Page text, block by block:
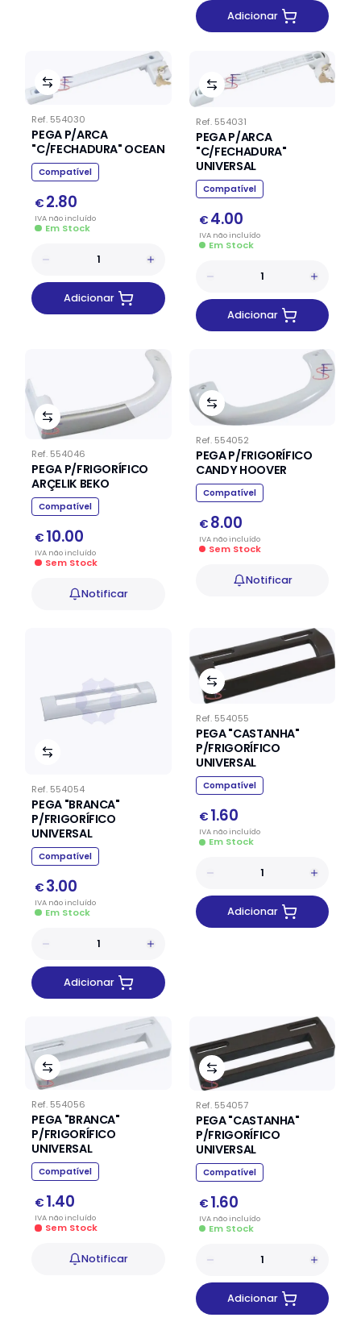
Adicionar
Ref. 554030
PEGA P/ARCA
"C/FECHADURA" OCEAN
Compatível
€ 2.80
IVA nãoincluído
Em Stock
Adicionar
Ref. 554031
PEGA P/ARCA
"C/FECHADURA"
UNIVERSAL
Compatível
€ 4.00
IVA nãoincluído
Em Stock
Adicionar
Ref. 554046
PEGA P/FRIGORÍFICO
ARÇELIK BEKO
Compatível
€ 10.00
IVA nãoincluído
Sem Stock
Notificar
Ref. 554052
PEGA P/FRIGORÍFICO
CANDY HOOVER
Compatível
€ 8.00
IVA nãoincluído
Sem Stock
Notificar
Ref. 554054
PEGA "BRANCA"
P/FRIGORÍFICO
UNIVERSAL
Compatível
€ 3.00
IVA nãoincluído
Em Stock
Adicionar
Ref. 554055
PEGA "CASTANHA"
P/FRIGORÍFICO
UNIVERSAL
Compatível
€ 1.60
IVA nãoincluído
Em Stock
Adicionar
Ref. 554056
PEGA "BRANCA"
P/FRIGORÍFICO
UNIVERSAL
Compatível
€ 1.40
IVA nãoincluído
Sem Stock
Notificar
Ref. 554057
PEGA "CASTANHA"
P/FRIGORÍFICO
UNIVERSAL
Compatível
€ 1.60
IVA nãoincluído
Em Stock
Adicionar